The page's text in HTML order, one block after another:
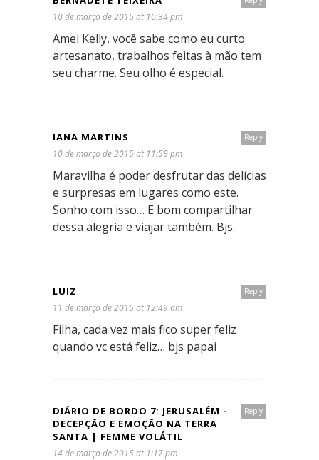
10 de março de 2015 at 10:34 pm
Amei Kelly, você sabe como eu curto
artesanato, trabalhos feitas à mão tem
seu charme. Seu olho é especial.
Reply
IANA MARTINS
10 de março de 2015 at 11:58 pm
Maravilha é poder desfrutar das delícias
e surpresas em lugares como este.
Sonho com isso… E bom compartilhar
dessa alegria e viajar também. Bjs.
Reply
LUIZ
11 de março de 2015 at 12:49 am
Filha, cada vez mais fico super feliz
quando vc está feliz… bjs papai
Reply
DIÁRIO DE BORDO 7: JERUSALÉM -
DECEPÇÃO E EMOÇÃO NA TERRA
SANTA | FEMME VOLÁTIL
14 de março de 2015 at 1:17 pm